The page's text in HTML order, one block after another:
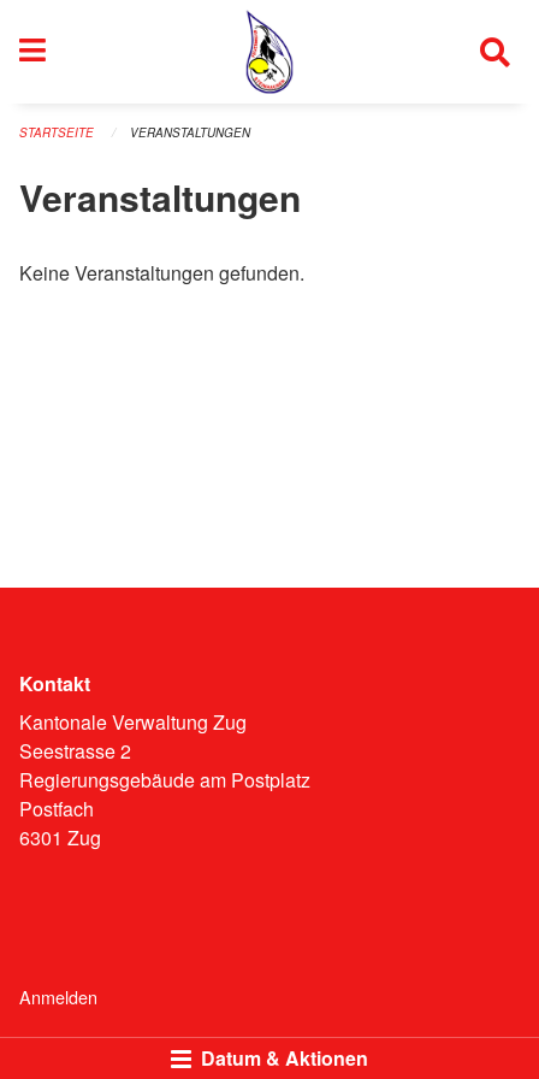
Datum & Aktionen
STARTSEITE VERANSTALTUNGEN
Veranstaltungen
Keine Veranstaltungen gefunden.
Kontakt
Kantonale Verwaltung Zug
Seestrasse 2
Regierungsgebäude am Postplatz
Postfach
6301 Zug
Anmelden